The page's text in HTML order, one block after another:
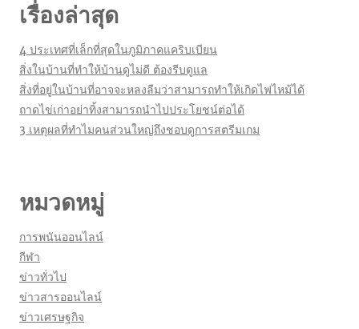
เรื่องล่าสุด
4 ประเทศที่เล็กที่สุดในภูมิภาคแคริบเบียน
สิ่งในบ้านที่ทำให้บ้านดูไม่ดี ต้องรีบดูแล
สิ่งที่อยู่ในบ้านที่อาจจะหลงลืมว่าสามารถทำให้เกิดไฟไหม้ได้
ถาดไข่เก่าอย่าทิ้งสามารถนำไปประโยชน์ต่อได้
3 เหตุผลที่ทำไมคนส่วนใหญ่ถึงชอบดูการสตรีมเกม
หมวดหมู่
การพนันออนไลน์
กีฬา
ข่าวทั่วไป
ข่าวสารออนไลน์
ข่าวเศรษฐกิจ